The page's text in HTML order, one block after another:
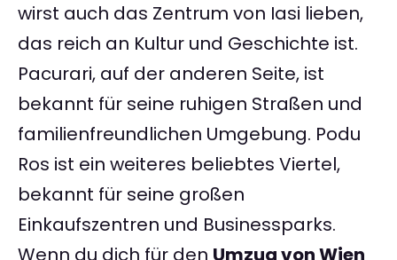
wirst auch das Zentrum von Iasi lieben,
das reich an Kultur und Geschichte ist.
Pacurari, auf der anderen Seite, ist
bekannt für seine ruhigen Straßen und
familienfreundlichen Umgebung. Podu
Ros ist ein weiteres beliebtes Viertel,
bekannt für seine großen
Einkaufszentren und Businessparks.